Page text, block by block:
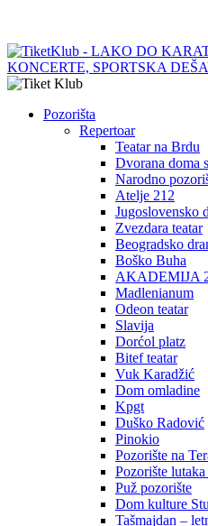
Pozorišta
Repertoar
Teatar na Brdu
Dvorana doma
Narodno
Atelje 212
Jugoslovensko
Zvezdara teatar
Beogradsko
Boško Buha
AKADEMIJA
Madlenianum
Odeon teatar
Slavija
Dorćol platz
Bitef teatar
Vuk Karadžić
Dom omladine
Kpgt
Duško Radović
Pinokio
Pozorište na
Pozorište
Puž pozorište
Dom kulture
Tašmajdan –